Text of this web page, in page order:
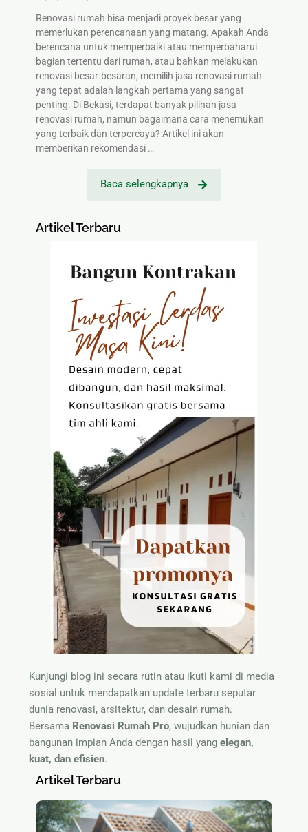
Renovasi rumah bisa menjadi proyek besar yang
memerlukan perencanaan yang matang. Apakah Anda
berencana untuk memperbaiki atau memperbaharui
bagian tertentu dari rumah, atau bahkan melakukan
renovasi besar-besaran, memilih jasa renovasi rumah
yang tepat adalah langkah pertama yang sangat
penting. Di Bekasi, terdapat banyak pilihan jasa
renovasi rumah, namun bagaimana cara menemukan
yang terbaik dan terpercaya? Artikel ini akan
memberikan rekomendasi …
Baca selengkapnya
Artikel Terbaru
Kunjungi blog ini secara rutin atau ikuti kami di media
sosial untuk mendapatkan update terbaru seputar
dunia renovasi, arsitektur, dan desain rumah.
Bersama Renovasi Rumah Pro, wujudkan hunian dan
bangunan impian Anda dengan hasil yangelegan,
kuat, dan efisien.
Artikel Terbaru